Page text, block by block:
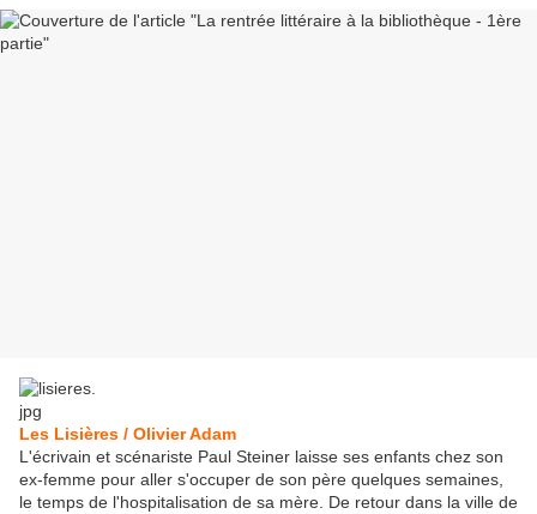
Les Lisières / Olivier Adam
L'écrivain et scénariste Paul Steiner laisse ses enfants chez son
ex-femme pour aller s'occuper de son père quelques semaines,
le temps de l'hospitalisation de sa mère. De retour dans la ville de